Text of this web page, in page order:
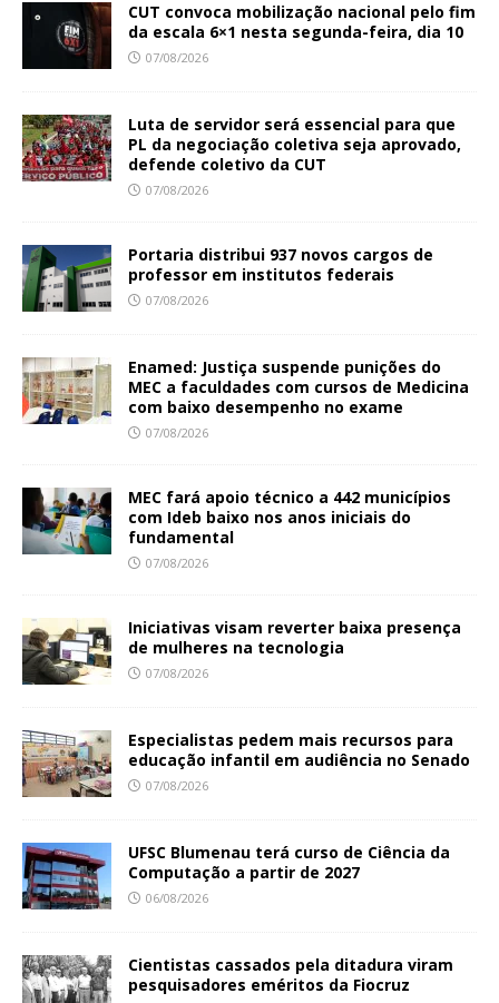
CUT convoca mobilização nacional pelo fim
da escala 6×1 nesta segunda-feira, dia 10
07/08/2026
Luta de servidor será essencial para que
PL da negociação coletiva seja aprovado,
defende coletivo da CUT
07/08/2026
Portaria distribui 937 novos cargos de
professor em institutos federais
07/08/2026
Enamed: Justiça suspende punições do
MEC a faculdades com cursos de Medicina
com baixo desempenho no exame
07/08/2026
MEC fará apoio técnico a 442 municípios
com Ideb baixo nos anos iniciais do
fundamental
07/08/2026
Iniciativas visam reverter baixa presença
de mulheres na tecnologia
07/08/2026
Especialistas pedem mais recursos para
educação infantil em audiência no Senado
07/08/2026
UFSC Blumenau terá curso de Ciência da
Computação a partir de 2027
06/08/2026
Cientistas cassados pela ditadura viram
pesquisadores eméritos da Fiocruz